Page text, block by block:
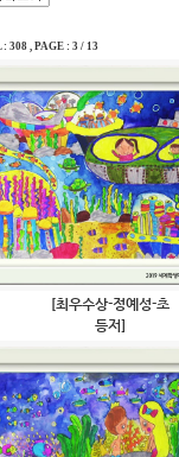
308 , PAGE : 3 / 13
[최우수상-정예성-초
등저]